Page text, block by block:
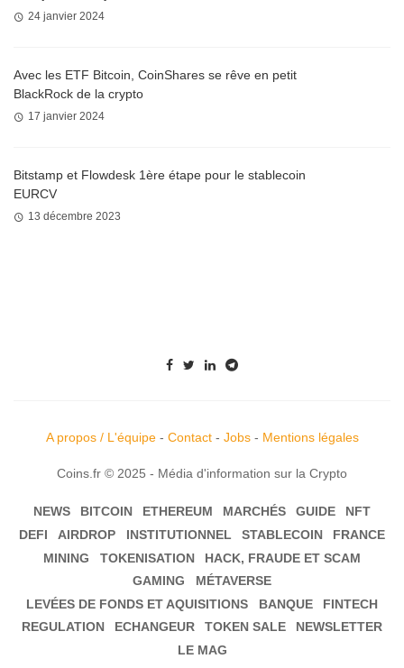
24 janvier 2024
Avec les ETF Bitcoin, CoinShares se rêve en petit
BlackRock de la crypto
17 janvier 2024
Bitstamp et Flowdesk 1ère étape pour le stablecoin
EURCV
13 décembre 2023
A propos / L'équipe- Contact- Jobs- Mentions légales
Coins.fr © 2025 - Média d'information sur la Crypto
NEWS BITCOIN ETHEREUM MARCHÉS GUIDE
NFT
DEFI
AIRDROP INSTITUTIONNEL STABLECOIN
FRANCE
MINING
TOKENISATION
HACK, FRAUDE ET SCAM
GAMING
MÉTAVERSE
LEVÉES DE FONDS ET AQUISITIONS
BANQUE
FINTECH
REGULATION
ECHANGEUR TOKEN SALE
NEWSLETTER
LE MAG